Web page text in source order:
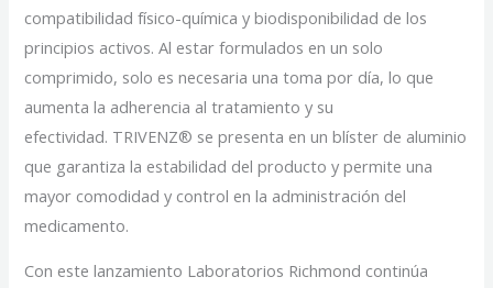
compatibilidad físico-química y biodisponibilidad de los
principios activos. Al estar formulados en un solo
comprimido, solo es necesaria una toma por día, lo que
aumenta la adherencia al tratamiento y su
efectividad. TRIVENZ® se presenta en un blíster de aluminio
que garantiza la estabilidad del producto y permite una
mayor comodidad y control en la administración del
medicamento.
Con este lanzamiento Laboratorios Richmond continúa